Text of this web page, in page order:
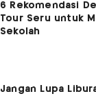
6 Rekomendasi
Tour Seru untuk
Sekolah
Jangan Lupa